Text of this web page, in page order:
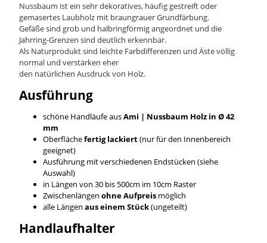
Nussbaum ist ein sehr dekoratives, häufig gestreift oder
gemasertes Laubholz mit braungrauer Grundfärbung.
Gefäße sind grob und halbringförmig angeordnet und die
Jahrring-Grenzen sind deutlich erkennbar.
Als Naturprodukt sind leichte Farbdifferenzen und Äste völlig
normal und verstärken eher
den natürlichen Ausdruck von Holz.
Ausführung
schöne Handläufe ausAmi | Nussbaum Holz in Ø 42
mm
Oberflächefertig lackiert(nur für den Innenbereich
geeignet)
Ausführung mit verschiedenen Endstücken (siehe
Auswahl)
in Längen von 30 bis 500cm im 10cm Raster
Zwischenlängen ohne Aufpreis möglich
alle Längen aus einem Stück(ungeteilt)
Handlaufhalter